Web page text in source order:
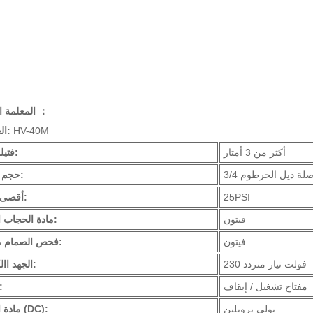
المعلمة الرئيسية ：
العناصر لا: HV-40M
فتيلة ذاتية:
أكثر من 3 أمتار
حجم الميناء:
أقصى ضغط:
25PSI
مادة الحجاب الحاجز:
فيتون
فحص الصمام مصنوع:
فيتون
الجهد االكهربى:
230 فولت تيار متردد
مفتاح تشغيل / إيقاف
مادة الجسم (DC):
بولى بروبلين